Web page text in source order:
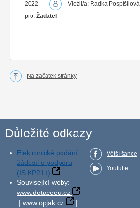
2022
Vložil/a: Radka Pospíšilová
pro: Žadatel
Na začátek stránky
Důležité odkazy
Elektronické podání
žádosti o podporu
(IS KP21+)
Související weby:
www.dotaceeu.cz
| www.opjak.cz
|
Větší šance
Youtube